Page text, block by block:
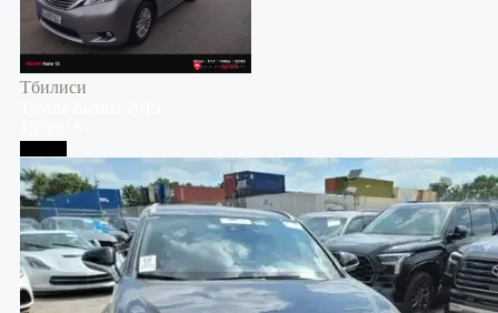
Тбилиси